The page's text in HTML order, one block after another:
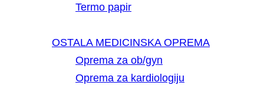
Termo papir
OSTALA MEDICINSKA OPREMA
Oprema za ob/gyn
Oprema za kardiologiju